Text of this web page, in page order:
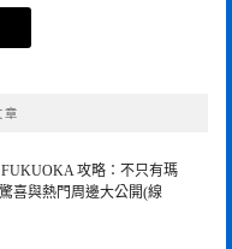
章
FUKUOKA 攻略：不只有瑪
喜與熱門周邊大公開(線